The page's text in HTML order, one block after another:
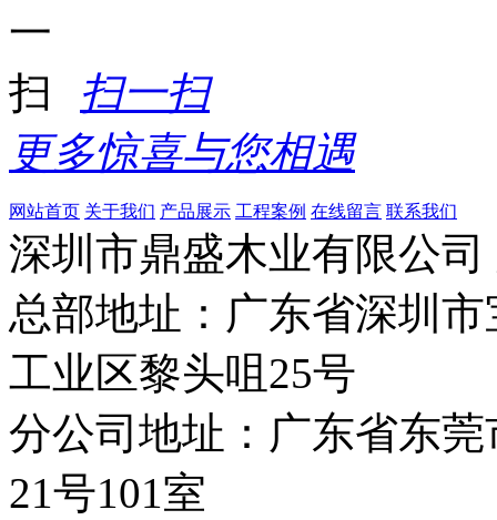
扫一扫
更多惊喜与您相遇
网站首页 关于我们 产品展示 工程案例 在线留言 联系我们
深圳市鼎盛木业有限公司
总部地址：广东省深圳
工业区黎头咀25号
分公司地址：广东省东
21号101室